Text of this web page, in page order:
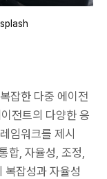
잡한 다중 에이전
전트의 다양한 응
임워크를 제시
합, 자율성, 조정,
복잡성과 자율성